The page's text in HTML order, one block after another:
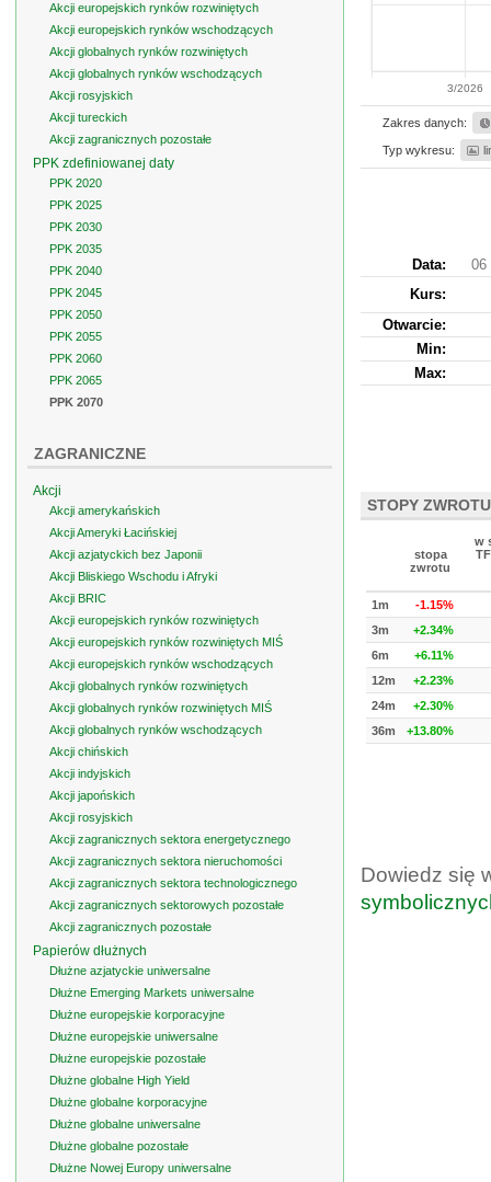
3/2026
Zakres danych:
Typ wykresu:
Data:
06
Kurs:
Otwarcie:
Min:
Max:
STOPY ZWROTU
stopa
zwrotu
w
1m
-1.15%
3m
+2.34%
6m
+6.11%
12m
+2.23%
24m
+2.30%
36m
+13.80%
Dowiedz się
Akcji europejskich rynków rozwiniętych
Akcji europejskich rynków wschodzących
Akcji globalnych rynków rozwiniętych
Akcji globalnych rynków wschodzących
Akcji rosyjskich
Akcji tureckich
Akcji zagranicznych pozostałe
PPK zdefiniowanej daty
PPK 2020
PPK 2025
PPK 2030
PPK 2035
PPK 2040
PPK 2045
PPK 2050
PPK 2055
PPK 2060
PPK 2065
PPK 2070
ZAGRANICZNE
Akcji
Akcji amerykańskich
Akcji Ameryki Łacińskiej
Akcji azjatyckich bez Japonii
Akcji Bliskiego Wschodu i Afryki
Akcji BRIC
Akcji europejskich rynków rozwiniętych
Akcji europejskich rynków rozwiniętych MIŚ
Akcji europejskich rynków wschodzących
Akcji globalnych rynków rozwiniętych
Akcji globalnych rynków rozwiniętych MIŚ
Akcji globalnych rynków wschodzących
Akcji chińskich
Akcji indyjskich
Akcji japońskich
Akcji rosyjskich
Akcji zagranicznych sektora energetycznego
Akcji zagranicznych sektora nieruchomości
Akcji zagranicznych sektora technologicznego
Akcji zagranicznych sektorowych pozostałe
Akcji zagranicznych pozostałe
Papierów dłużnych
Dłużne azjatyckie uniwersalne
Dłużne Emerging Markets uniwersalne
Dłużne europejskie korporacyjne
Dłużne europejskie uniwersalne
Dłużne europejskie pozostałe
Dłużne globalne High Yield
Dłużne globalne korporacyjne
Dłużne globalne uniwersalne
Dłużne globalne pozostałe
Dłużne Nowej Europy uniwersalne